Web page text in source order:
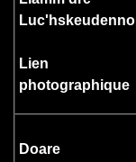
Lien
photographique
Doare